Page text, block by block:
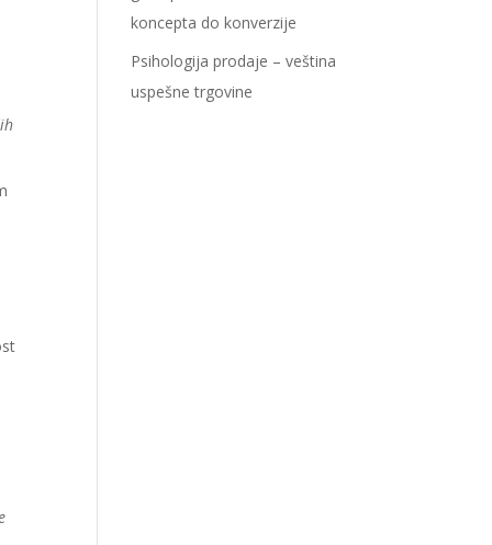
koncepta do konverzije
Psihologija prodaje – veština
uspešne trgovine